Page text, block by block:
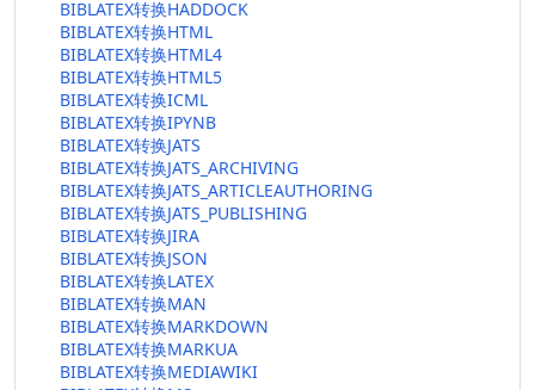
BIBLATEX转换HADDOCK
BIBLATEX转换HTML
BIBLATEX转换HTML4
BIBLATEX转换HTML5
BIBLATEX转换ICML
BIBLATEX转换IPYNB
BIBLATEX转换JATS
BIBLATEX转换JATS_ARCHIVING
BIBLATEX转换JATS_ARTICLEAUTHORING
BIBLATEX转换JATS_PUBLISHING
BIBLATEX转换JIRA
BIBLATEX转换JSON
BIBLATEX转换LATEX
BIBLATEX转换MAN
BIBLATEX转换MARKDOWN
BIBLATEX转换MARKUA
BIBLATEX转换MEDIAWIKI